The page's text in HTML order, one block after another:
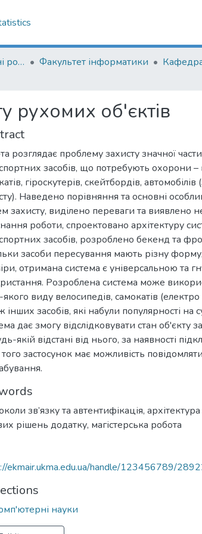
Магістерські випускні роботи Факультет інформатики
рухомих об'єктів
розглядає проблему захисту значної
засобів, що потребують охорони –
гіроскутерів, скейтбордів,
Наведено порівняння та основні
захисту, виділено переваги та виявлено
роботи, спроектовано архітектуру
засобів, розроблено бекенд та
засоби пересування мають різну
отримана система є універсальною та
Розроблена система може
виду велосипедів, самокатів
інших засобів, які набули популярності на
дає змогу відслідковувати стан об'єкту
якій відстані від нього, за наявності
застосунок має можливість
зв’язку та автентифікація,
рішень додатку, магістерська робота
ekmair.ukma.edu.ua/handle/123456789/
науки